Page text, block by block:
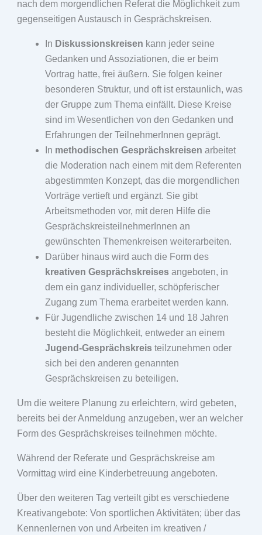
nach dem morgendlichen Referat die Möglichkeit zum
gegenseitigen Austausch in Gesprächskreisen.
In Diskussionskreisen kann jeder seine
Gedanken und Assoziationen, die er beim
Vortrag hatte, frei äußern. Sie folgen keiner
besonderen Struktur, und oft ist erstaunlich, was
der Gruppe zum Thema einfällt. Diese Kreise
sind im Wesentlichen von den Gedanken und
Erfahrungen der TeilnehmerInnen geprägt.
In methodischen Gesprächskreisen arbeitet
die Moderation nach einem mit dem Referenten
abgestimmten Konzept, das die morgendlichen
Vorträge vertieft und ergänzt. Sie gibt
Arbeitsmethoden vor, mit deren Hilfe die
GesprächskreisteilnehmerInnen an
gewünschten Themenkreisen weiterarbeiten.
Darüber hinaus wird auch die Form des
kreativen Gesprächskreisesangeboten, in
dem ein ganz individueller, schöpferischer
Zugang zum Thema erarbeitet werden kann.
Für Jugendliche zwischen 14 und 18 Jahren
besteht die Möglichkeit, entweder an einem
Jugend-Gesprächskreisteilzunehmen oder
sich bei den anderen genannten
Gesprächskreisen zu beteiligen.
Um die weitere Planung zu erleichtern, wird gebeten,
bereits bei der Anmeldung anzugeben, wer an welcher
Form des Gesprächskreises teilnehmen möchte.
Während der Referate und Gesprächskreise am
Vormittag wird eine Kinderbetreuung angeboten.
Über den weiteren Tag verteilt gibt es verschiedene
Kreativangebote: Von sportlichen Aktivitäten; über das
Kennenlernen von und Arbeiten im kreativen /